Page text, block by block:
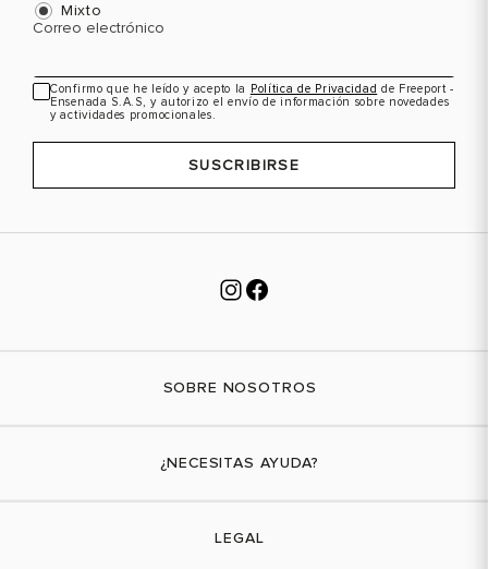
Mixto
Correo electrónico
Confirmo que he leído y acepto la Política de Privacidad de Freeport -
Ensenada S.A.S, y autorizo el envío de información sobre novedades
y actividades promocionales.
SUSCRIBIRSE
SOBRE NOSOTROS
¿NECESITAS AYUDA?
LEGAL